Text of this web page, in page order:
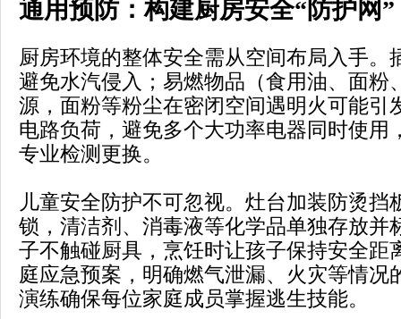
通用预防：构建厨房安全“防护网”
厨房环境的整体安全需从空间布局入手。
避免水汽侵入；易燃物品（食用油、面粉
源，面粉等粉尘在密闭空间遇明火可能引
电路负荷，避免多个大功率电器同时使用
专业检测更换。
儿童安全防护不可忽视。灶台加装防烫挡
锁，清洁剂、消毒液等化学品单独存放并
子不触碰厨具，烹饪时让孩子保持安全距
庭应急预案，明确燃气泄漏、火灾等情况
演练确保每位家庭成员掌握逃生技能。